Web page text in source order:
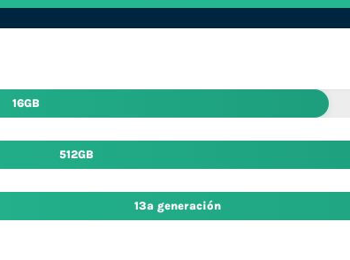
16GB
512GB
13ª generación